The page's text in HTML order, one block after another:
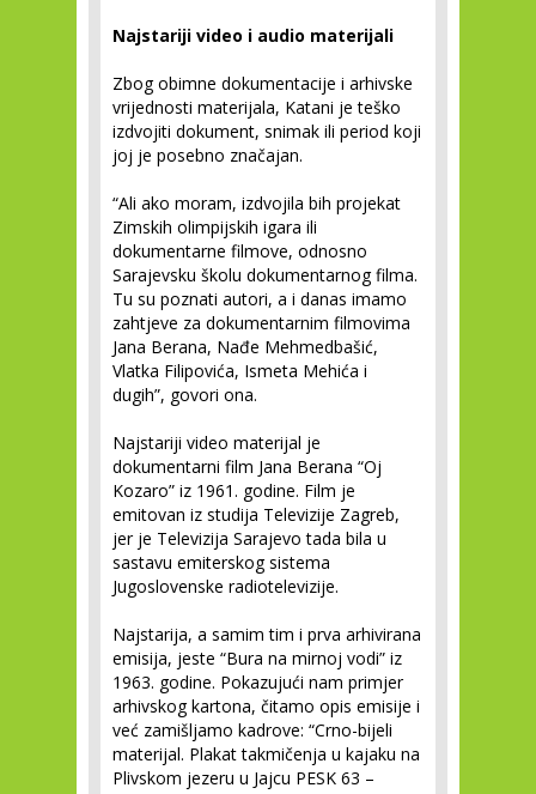
Najstariji video i audio materijali
Zbog obimne dokumentacije i arhivske
vrijednosti materijala, Katani je teško
izdvojiti dokument, snimak ili period koji
joj je posebno značajan.
“Ali ako moram, izdvojila bih projekat
Zimskih olimpijskih igara ili
dokumentarne filmove, odnosno
Sarajevsku školu dokumentarnog filma.
Tu su poznati autori, a i danas imamo
zahtjeve za dokumentarnim filmovima
Jana Berana, Nađe Mehmedbašić,
Vlatka Filipovića, Ismeta Mehića i
dugih”, govori ona.
Najstariji video materijal je
dokumentarni film Jana Berana “Oj
Kozaro” iz 1961. godine. Film je
emitovan iz studija Televizije Zagreb,
jer je Televizija Sarajevo tada bila u
sastavu emiterskog sistema
Jugoslovenske radiotelevizije.
Najstarija, a samim tim i prva arhivirana
emisija, jeste “Bura na mirnoj vodi” iz
1963. godine. Pokazujući nam primjer
arhivskog kartona, čitamo opis emisije i
već zamišljamo kadrove: “Crno-bijeli
materijal. Plakat takmičenja u kajaku na
Plivskom jezeru u Jajcu PESK 63 –